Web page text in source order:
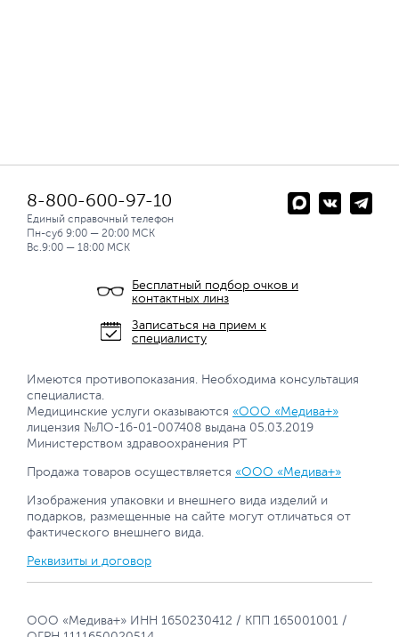
8-800-600-97-10
Единый справочный телефон
Пн-суб 9:00 — 20:00 МСК
Вс.9:00 — 18:00 МСК
Бесплатный подбор очков и
контактных линз
Записаться на прием к
специалисту
Имеются противопоказания. Необходима консультация
специалиста.
Медицинские услуги оказываются «ООО «Медива+»
лицензия №ЛО-16-01-007408 выдана 05.03.2019
Министерством здравоохранения РТ
Продажа товаров осуществляется «ООО «Медива+»
Изображения упаковки и внешнего вида изделий и
подарков, размещенные на сайте могут отличаться от
фактического внешнего вида.
Реквизиты и договор
ООО «Медива+» ИНН 1650230412 / КПП 165001001 /